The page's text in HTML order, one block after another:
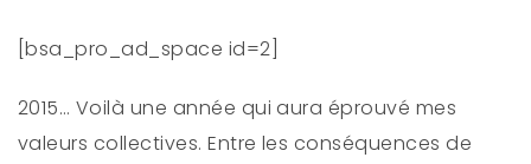
[bsa_pro_ad_space id=2]
2015… Voilà une année qui aura éprouvé mes
valeurs collectives. Entre les conséquences de